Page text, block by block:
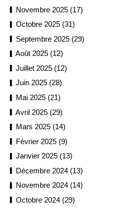
Novembre 2025 (17)
Octobre 2025 (31)
Septembre 2025 (29)
Août 2025 (12)
Juillet 2025 (12)
Juin 2025 (28)
Mai 2025 (21)
Avril 2025 (29)
Mars 2025 (14)
Février 2025 (9)
Janvier 2025 (13)
Décembre 2024 (13)
Novembre 2024 (14)
Octobre 2024 (29)